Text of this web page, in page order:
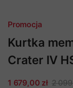
Promocja
Kurtka
Crater IV
1 679,00 zł 2